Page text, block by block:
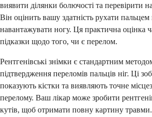
виявити ділянки болючості та перевірити
Він оцінить вашу здатність рухати пальцем
навантажувати ногу. Ця практична оцінка
підказки щодо того, чи є перелом.
Рентгенівські знімки є стандартним методом
підтвердження переломів пальців ніг. Ці
показують кістки та виявляють точне
перелому. Ваш лікар може зробити
кутів, щоб отримати повну картину травми.